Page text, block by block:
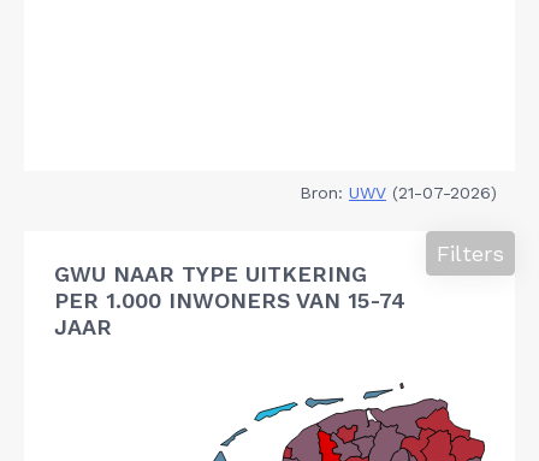
Bron: UWV (21-07-2026)
GWU NAAR TYPE UITKERING
PER 1.000 INWONERS VAN 15-74
JAAR
Filters